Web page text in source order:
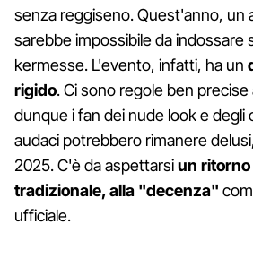
senza reggiseno. Quest'anno, un
sarebbe impossibile da indossare
kermesse. L'evento, infatti, ha un
rigido. Ci sono regole ben
dunque i fan dei nude look e
audaci potrebbero rimanere
2025. C'è da aspettarsiun
tradizionale, alla "decenza"
ufficiale.